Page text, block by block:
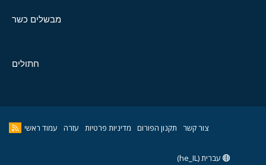
מבשלים כשר
חתולים
צור קשר תקנון הפורום מדיניות פרטיות עזרה עמוד ראשי
עברית (he_IL)